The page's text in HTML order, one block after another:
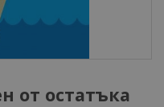
от остатъка